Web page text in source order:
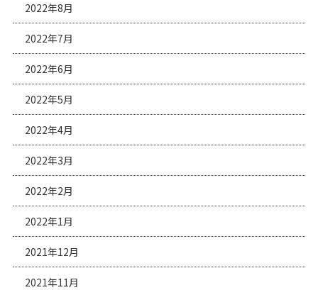
2022年8月
2022年7月
2022年6月
2022年5月
2022年4月
2022年3月
2022年2月
2022年1月
2021年12月
2021年11月